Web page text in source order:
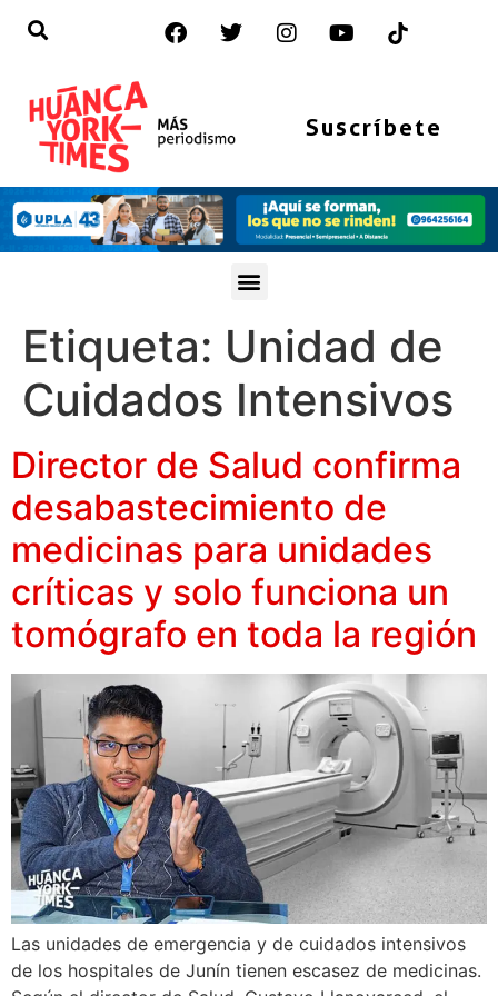
Suscríbete
Etiqueta: Unidad de
Cuidados Intensivos
Director de Salud confirma
desabastecimiento de
medicinas para unidades
críticas y solo funciona un
tomógrafo en toda la región
Las unidades de emergencia y de cuidados intensivos
de los hospitales de Junín tienen escasez de medicinas.